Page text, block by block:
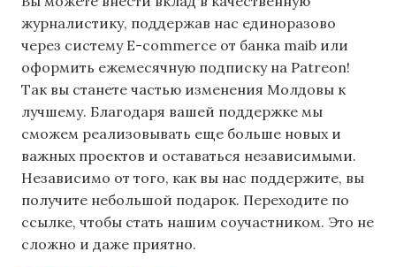
журналистику, поддержав нас единоразово
через систему E-commerce от банка maib или
оформить ежемесячную подписку на Patreon!
Так вы станете частью изменения Молдовы к
лучшему. Благодаря вашей поддержке мы
сможем реализовывать еще больше новых и
важных проектов и оставаться независимыми.
Независимо от того, как вы нас поддержите, вы
получите небольшой подарок. Переходите по
ссылке, чтобы стать нашим соучастником. Это не
сложно и даже приятно.